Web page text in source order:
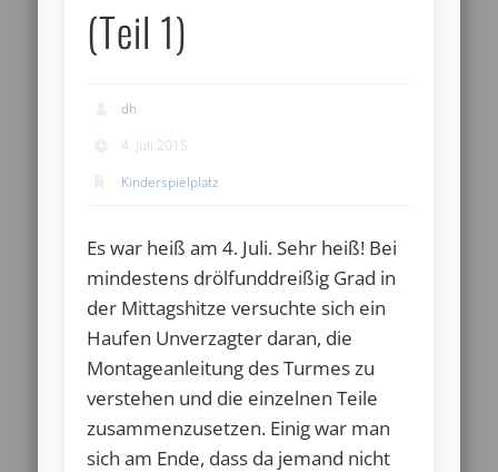
(Teil 1)
dh
4. Juli 2015
Kinderspielplatz
Es war heiß am 4. Juli. Sehr heiß! Bei
mindestens drölfunddreißig Grad in
der Mittagshitze versuchte sich ein
Haufen Unverzagter daran, die
Montageanleitung des Turmes zu
verstehen und die einzelnen Teile
zusammenzusetzen. Einig war man
sich am Ende, dass da jemand nicht